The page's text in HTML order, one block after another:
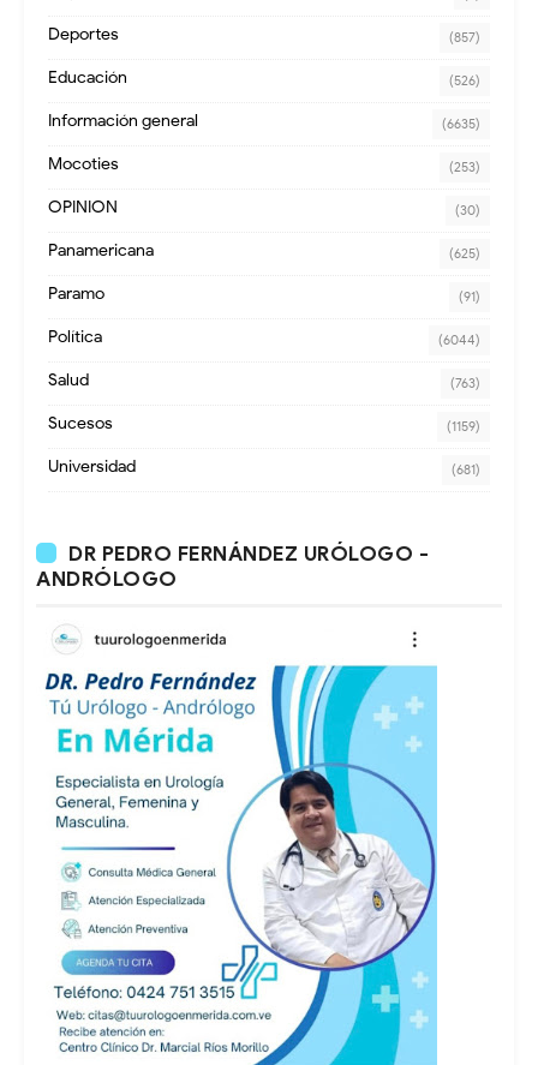
Deportes (857)
Educación (526)
Información general (6635)
Mocoties (253)
OPINION (30)
Panamericana (625)
Paramo (91)
Política (6044)
Salud (763)
Sucesos (1159)
Universidad (681)
DR PEDRO FERNÁNDEZ URÓLOGO -
ANDRÓLOGO